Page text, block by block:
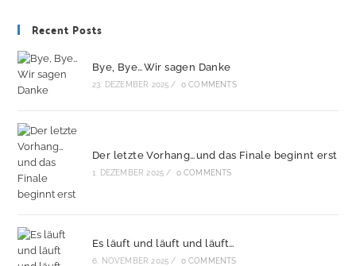
Recent Posts
Bye, Bye…Wir sagen Danke
23. DEZEMBER 2025 / 0 COMMENTS
Der letzte Vorhang…und das Finale beginnt erst
1. DEZEMBER 2025 / 0 COMMENTS
Es läuft und läuft und läuft…
6. NOVEMBER 2025 / 0 COMMENTS